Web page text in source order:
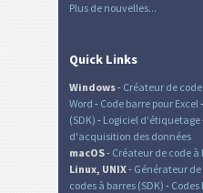
Plus de nouvelles...
Quick Links
Windows- Créateur de
Word - Code barre pour Excel -
(SDK) - Logiciel d'étiquetage
d'acquisition des données
macOS- Créateur de code à
Linux, UNIX- Générateur
codes à barres (SDK) -